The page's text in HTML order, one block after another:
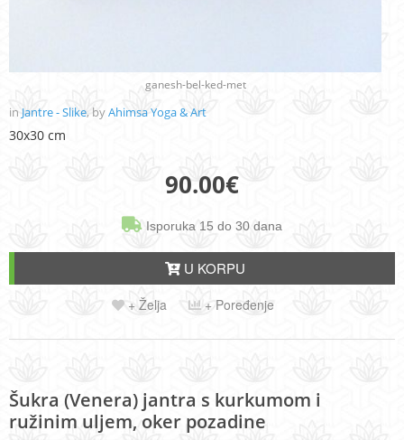
ganesh-bel-ked-met
in Jantre - Slike, byAhimsa Yoga & Art
30x30 cm
90.00€
Isporuka 15 do 30 dana
U KORPU
+ Želja + Poređenje
Šukra (Venera) jantra s kurkumom i
ružinim uljem, oker pozadine